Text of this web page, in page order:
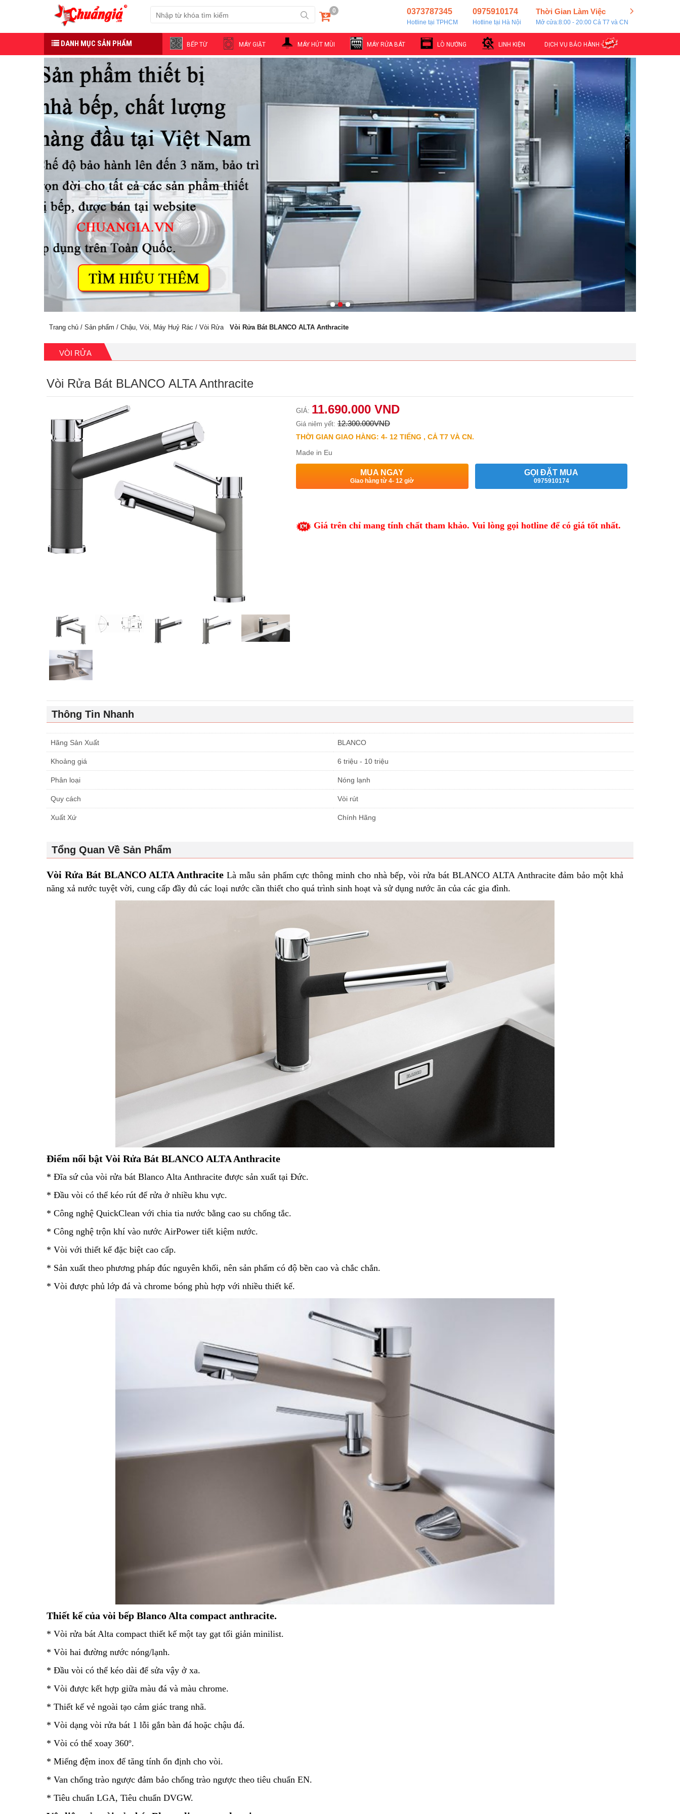
0 Thời Gian Làm Việc
Mở cửa:8:00 - 20:00 Cả T7 và CN
0975910174
Hotline tại Hà Nội
0373787345
Hotline tại TPHCM
DANH MỤC SẢN PHẨM BẾP TỪ MÁY GIẶT MÁY HÚT MÙI MÁY RỬA BÁT LÒ NƯỚNG LINH KIỆN DỊCH VỤ BẢO HÀNH
Trang chủ / Sản phẩm / Chậu, Vòi, Máy Huỷ Rác / Vòi Rửa Vòi Rửa Bát BLANCO ALTA Anthracite
VÒI RỬA
Vòi Rửa Bát BLANCO ALTA Anthracite
GIÁ: 11.690.000 VND
Giá niêm yết: 12.300.000VND
THỜI GIAN GIAO HÀNG: 4- 12 TIẾNG , CẢ T7 VÀ CN.
Made in Eu
MUA NGAY
Giao hàng từ 4- 12 giờ
GỌI ĐẶT MUA
0975910174
Giá trên chỉ mang tính chất tham khảo. Vui lòng gọi hotline để có giá tốt nhất.
Thông Tin Nhanh
Hãng Sản Xuất BLANCO
Khoảng giá 6 triệu - 10 triệu
Phân loại Nóng lạnh
Quy cách Vòi rút
Xuất Xứ Chính Hãng
Tổng Quan Về Sản Phẩm
Vòi Rửa Bát BLANCO ALTA Anthracite Là mẫu sản phẩm cực thông minh cho nhà bếp, vòi rửa bát BLANCO ALTA Anthracite đảm bảo một khả
năng xả nước tuyệt vời, cung cấp đầy đủ các loại nước cần thiết cho quá trình sinh hoạt và sử dụng nước ăn của các gia đình.
Điểm nổi bật Vòi Rửa Bát BLANCO ALTA Anthracite
* Đĩa sứ của vòi rửa bát Blanco Alta Anthracite được sản xuất tại Đức.
* Đầu vòi có thể kéo rút để rửa ở nhiều khu vực.
* Công nghệ QuickClean với chia tia nước bằng cao su chống tắc.
* Công nghệ trộn khí vào nước AirPower tiết kiệm nước.
* Vòi với thiết kế đặc biệt cao cấp.
* Sản xuất theo phương pháp đúc nguyên khối, nên sản phẩm có độ bền cao và chắc chắn.
* Vòi được phủ lớp đá và chrome bóng phù hợp với nhiều thiết kế.
Thiết kế của vòi bếp Blanco Alta compact anthracite.
* Vòi rửa bát Alta compact thiết kế một tay gạt tối giản minilist.
* Vòi hai đường nước nóng/lạnh.
* Đầu vòi có thể kéo dài để sửa vậy ở xa.
* Vòi được kết hợp giữa màu đá và màu chrome.
* Thiết kế vẻ ngoài tạo cảm giác trang nhã.
* Vòi dạng vòi rửa bát 1 lỗi gắn bàn đá hoặc chậu đá.
* Vòi có thể xoay 360º.
* Miếng đệm inox để tăng tính ổn định cho vòi.
* Van chống trào ngược đảm bảo chống trào ngược theo tiêu chuẩn EN.
* Tiêu chuẩn LGA, Tiêu chuẩn DVGW.